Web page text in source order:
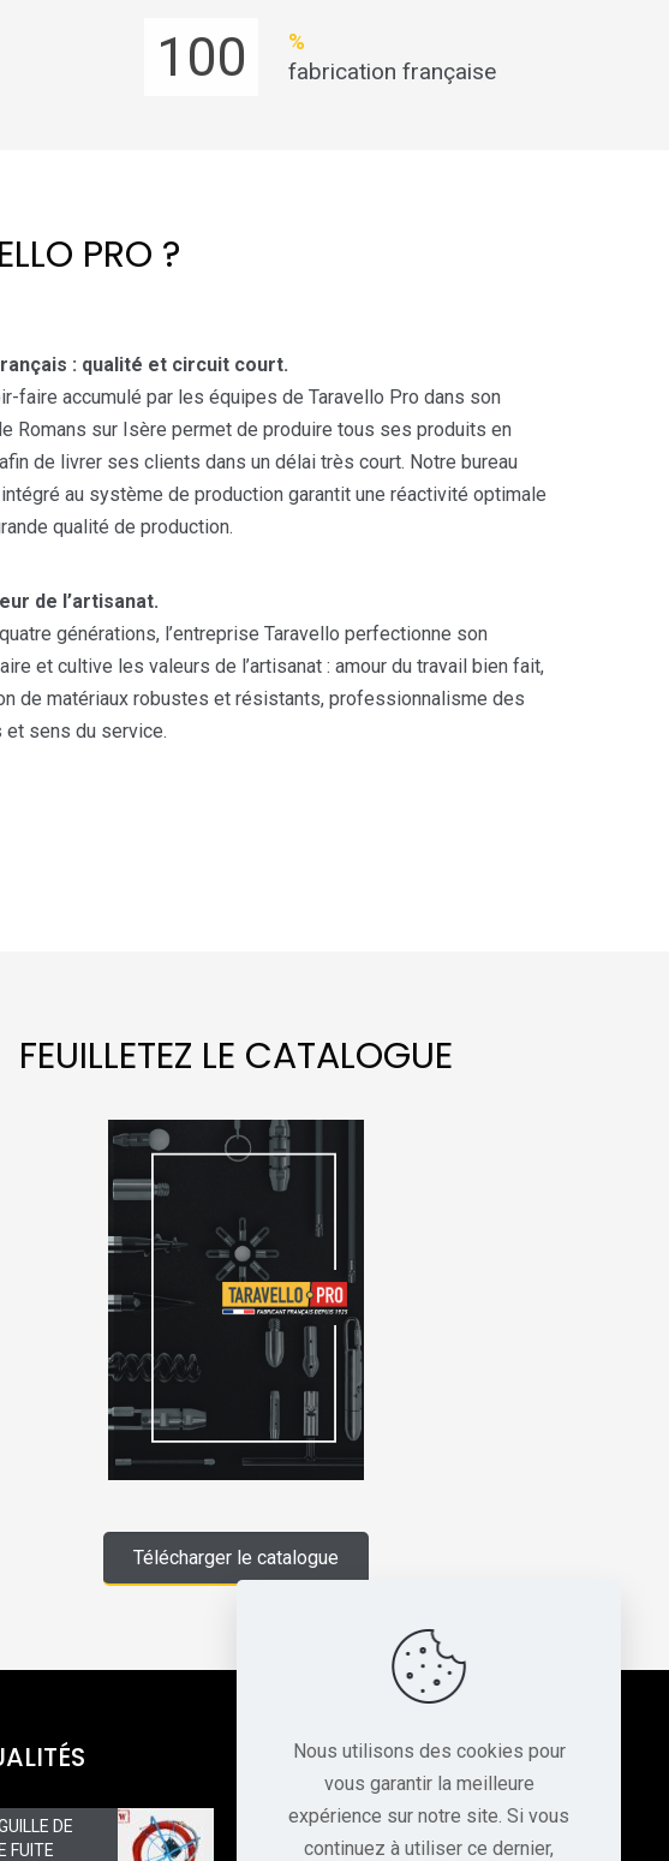
100
%
fabrication française
PRO ?
: qualité et circuit court.
faire accumulé par les équipes de Taravello Pro dans son
Romans sur Isère permet de produire tous ses produits en
de livrer ses clients dans un délai très court. Notre bureau
intégré au système de production garantit une réactivité optimale
qualité de production.
de l’artisanat.
générations, l’entreprise Taravello perfectionne son
et cultive les valeurs de l’artisanat : amour du travail bien fait,
de matériaux robustes et résistants, professionnalisme des
et sens du service.
FEUILLETEZ LE CATALOGUE
Télécharger le catalogue
DE
FUITE
NOS COORDONNÉES
TARAVELLO PRO
6 Rue Alphonse Gélibert
Nous utilisons des cookies pour
vous garantir la meilleure
expérience sur notre site. Si vous
continuez à utiliser ce dernier,